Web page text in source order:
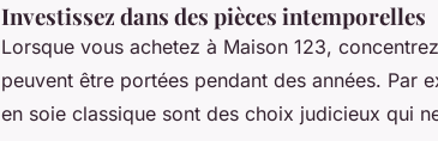
Investissez dans des pièces intemporelles
Lorsque vous achetez à Maison 123,
peuvent être portées pendant des années. Par
en soie classique sont des choix judicieux qui